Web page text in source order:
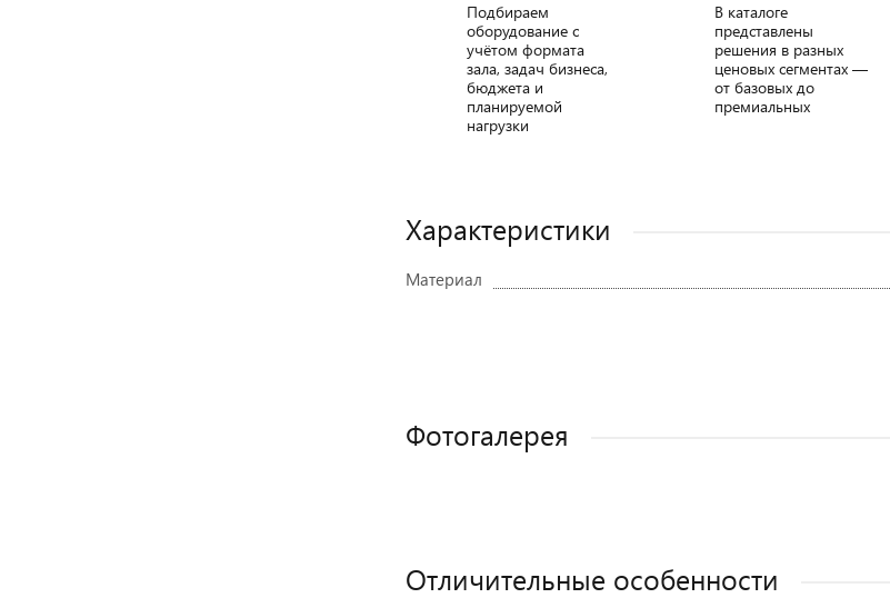
Подбираем
оборудование с
учётом формата
зала, задач бизнеса,
бюджета и
планируемой
нагрузки
В каталоге
представлены
решения в разных
ценовых сегментах —
от базовых до
премиальных
Характеристики
Материал
Фотогалерея
Отличительные особенности